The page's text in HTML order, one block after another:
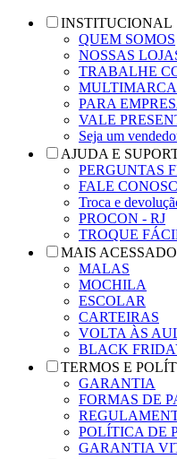
INSTITUCIONAL
QUEM SOMOS
NOSSAS
TRABALHE
PARA
VALE
Seja um
AJUDA E
PERGUNTAS
FALE
Troca e
PROCON - RJ
TROQUE
MAIS
MALAS
MOCHILA
ESCOLAR
CARTEIRAS
VOLTA ÀS
BLACK
TERMOS E
GARANTIA
FORMAS DE
POLÍTICA DE
GARANTIA